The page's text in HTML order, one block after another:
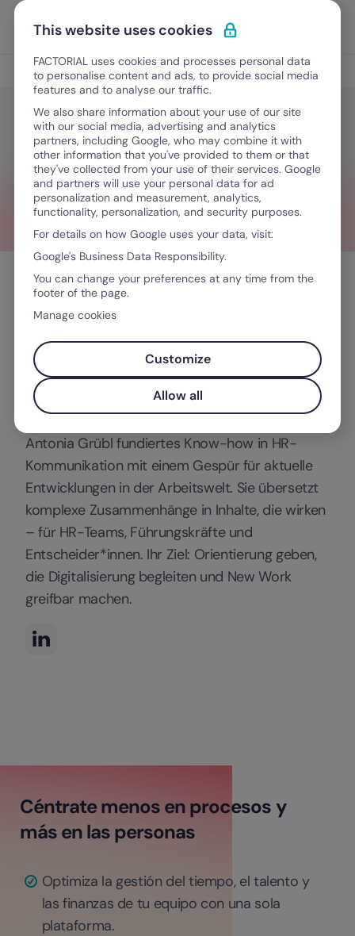
Ir al contenido
Pedir una demo
Blog
de-sidebar-banner-payroll
January 9, 2026·0 minutos de lectura
Escrito por
Antonia Grübl
Antonia Grübl
Antonia Grübl fundiertes Know-how in HR-
Kommunikation mit einem Gespür für aktuelle
Entwicklungen in der Arbeitswelt. Sie übersetzt
komplexe Zusammenhänge in Inhalte, die wirken
– für HR-Teams, Führungskräfte und
Entscheider*innen. Ihr Ziel: Orientierung geben,
die Digitalisierung begleiten und New Work
greifbar machen.
Céntrate menos en procesos y
más en las personas
Optimiza la gestión del tiempo, el talento y
las finanzas de tu equipo con una sola
plataforma.
This website uses cookies
FACTORIAL uses cookies and processes personal data
to personalise content and ads, to provide social media
features and to analyse our traffic.
We also share information about your use of our site
with our social media, advertising and analytics
partners, including Google, who may combine it with
other information that you've provided to them or that
they've collected from your use of their services. Google
and partners will use your personal data for ad
personalization and measurement, analytics,
functionality, personalization, and security purposes.
For details on how Google uses your data, visit:
Google's Business Data Responsibility.
You can change your preferences at any time from the
footer of the page.
Manage cookies
Customize
Allow all